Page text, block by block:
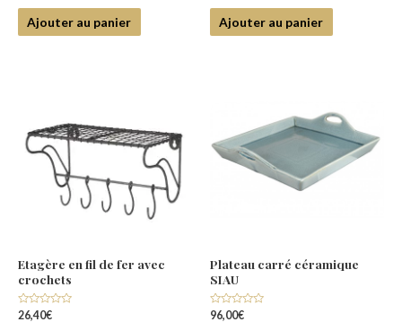
sur
Ajouter au panier
sur
Ajouter au panier
Etagère en fil de fer avec
crochets
Note
26,40€
Plateau carré céramique
SIAU
Note
96,00€